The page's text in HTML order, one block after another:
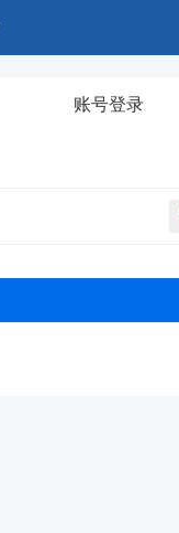
账号登录